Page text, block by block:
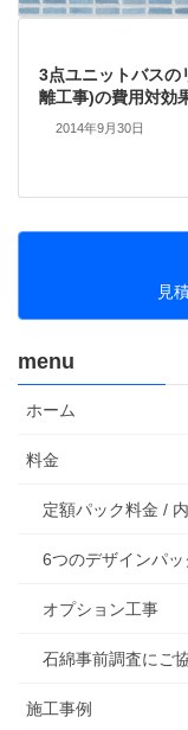
3点ユニットバスの
離工事)の費用対効
2014年9月30日
見
menu
ホーム
料金
定額パック料金 /
6つのデザインパッ
オプション工事
石綿事前調査にご
施工事例